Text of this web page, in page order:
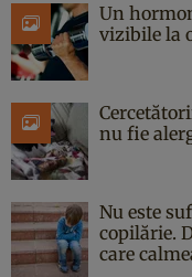
Un
vizibile la
nu fie
Nu este
copilărie.
care